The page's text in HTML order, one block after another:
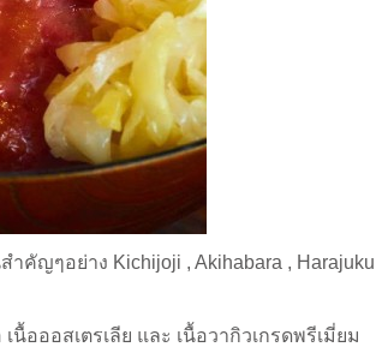
ำคัญๆอย่าง Kichijoji , Akihabara , Harajuku
อออสเตรเลีย และ เนื้อวากิวเกรดพรีเมี่ยม